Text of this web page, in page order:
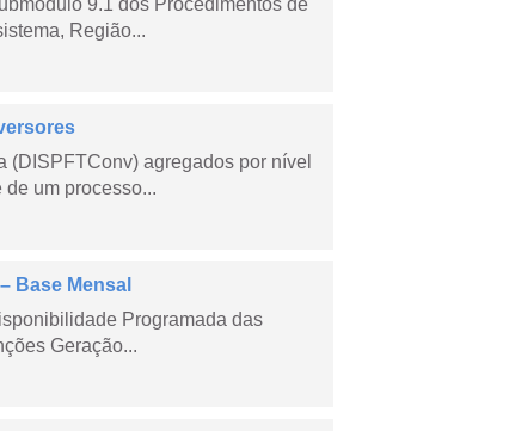
9.1 dos Procedimentos de
Região...
(DISPFTConv) agregados por nível
um processo...
Base Mensal
Programada das
Geração...